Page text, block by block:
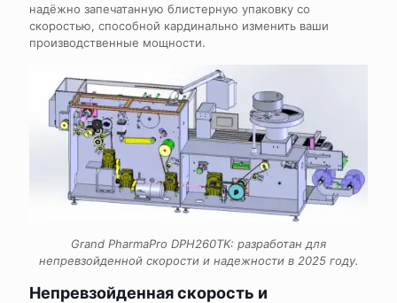
надёжно запечатанную блистерную упаковку со
скоростью, способной кардинально изменить ваши
производственные мощности.
Grand PharmaPro DPH260TK: разработан для
непревзойденной скорости и надежности в 2025 году.
Непревзойденная скорость и